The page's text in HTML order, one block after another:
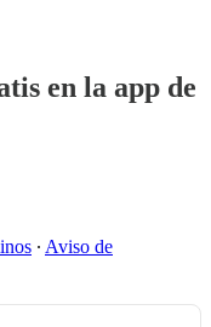
en la app de
∙ Aviso de